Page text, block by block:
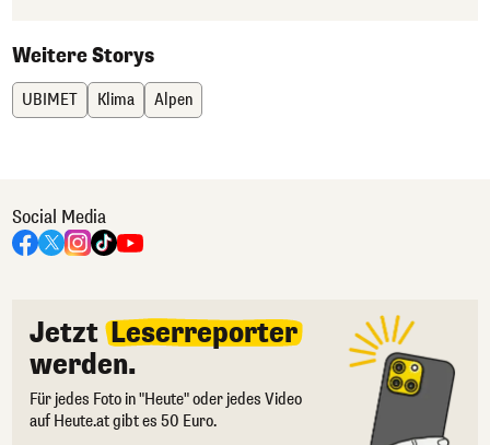
Weitere Storys
UBIMET Klima Alpen
Social Media
Jetzt Leserreporter
werden.
Für jedes Foto in "Heute" oder jedes Video
auf Heute.at gibt es 50 Euro.